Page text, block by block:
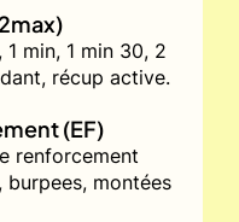
min, 1 min 30, 2
récup active.
(EF)
renforcement
burpees, montées